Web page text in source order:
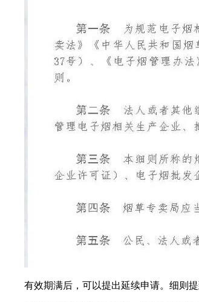
有效期满后，可以提出延续申请。细则